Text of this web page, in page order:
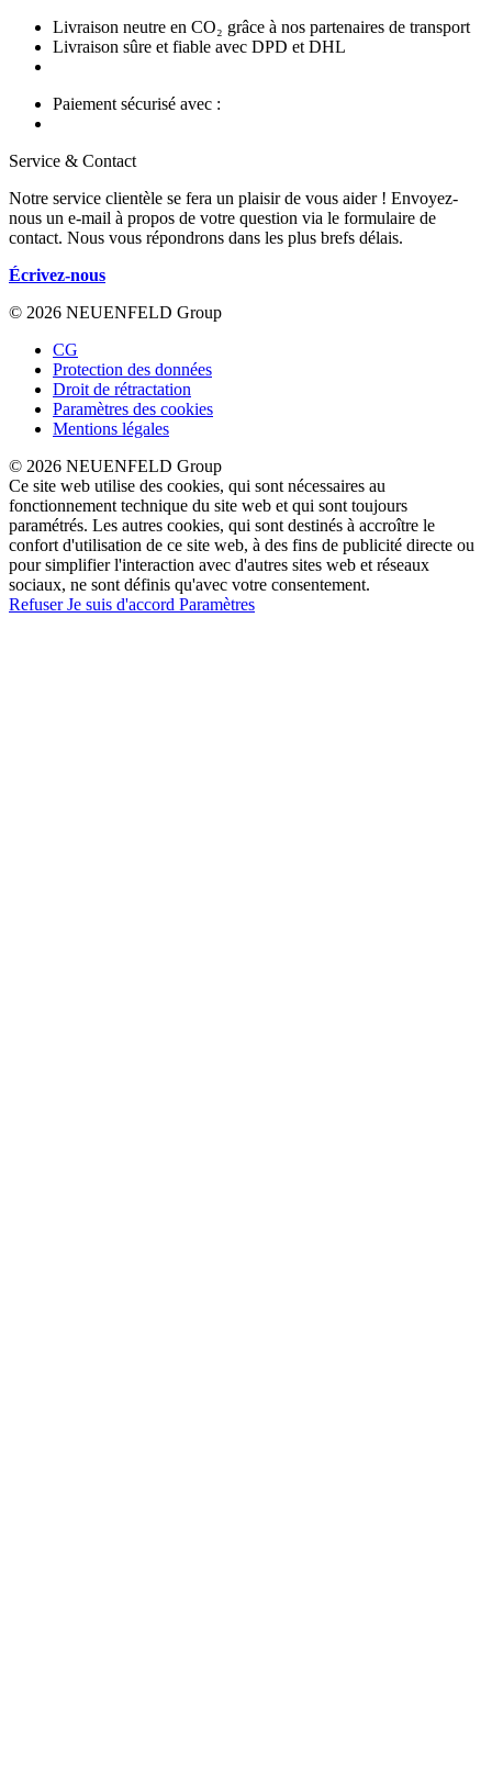
Livraison neutre en CO₂ grâce à nos partenaires de transport
Livraison sûre et fiable avec DPD et DHL
Paiement sécurisé avec :
Service & Contact
Notre service clientèle se fera un plaisir de vous aider ! Envoyez-
nous un e-mail à propos de votre question via le formulaire de
contact. Nous vous répondrons dans les plus brefs délais.
Écrivez-nous
© 2026 NEUENFELD Group
CG
Protection des données
Droit de rétractation
Paramètres des cookies
Mentions légales
© 2026 NEUENFELD Group
Ce site web utilise des cookies, qui sont nécessaires au
fonctionnement technique du site web et qui sont toujours
paramétrés. Les autres cookies, qui sont destinés à accroître le
confort d'utilisation de ce site web, à des fins de publicité directe ou
pour simplifier l'interaction avec d'autres sites web et réseaux
sociaux, ne sont définis qu'avec votre consentement.
RefuserJe suis d'accord Paramètres